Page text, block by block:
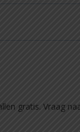
gratis. Vraag